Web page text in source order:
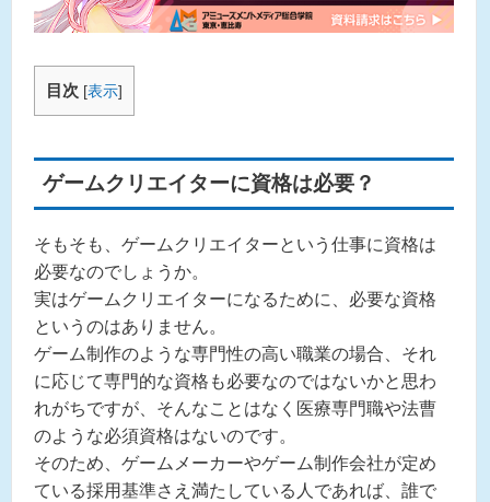
ベルファイブ、スクウェア・ エニックス
などといった有名ゲーム企業に就職を
さいね！体験説明会のurlはこちら。
目次 [表示]
ゲームクリエイターに資格は必要？
そもそも、ゲームクリエイターという仕事に資格は
必要なのでしょうか。
実はゲームクリエイターになるために、必要な資格
というのはありません。
ゲーム制作のような専門性の高い職業の場合、それ
に応じて専門的な資格も必要なのではないかと思わ
れがちですが、そんなことはなく医療専門職や法曹
のような必須資格はないのです。
そのため、ゲームメーカーやゲーム制作会社が定め
ている採用基準さえ満たしている人であれば、誰で